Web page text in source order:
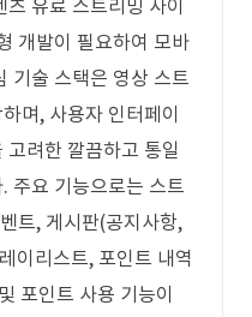
유료 스트리밍 사이
개발이 필요하여 모바
기술 스택은 영상 스트
며, 사용자 인터페이
려한 깔끔하고 통일
주요 기능으로는 스트
트, 게시판(공지사항,
이리스트, 포인트 내역
포인트 사용 기능이